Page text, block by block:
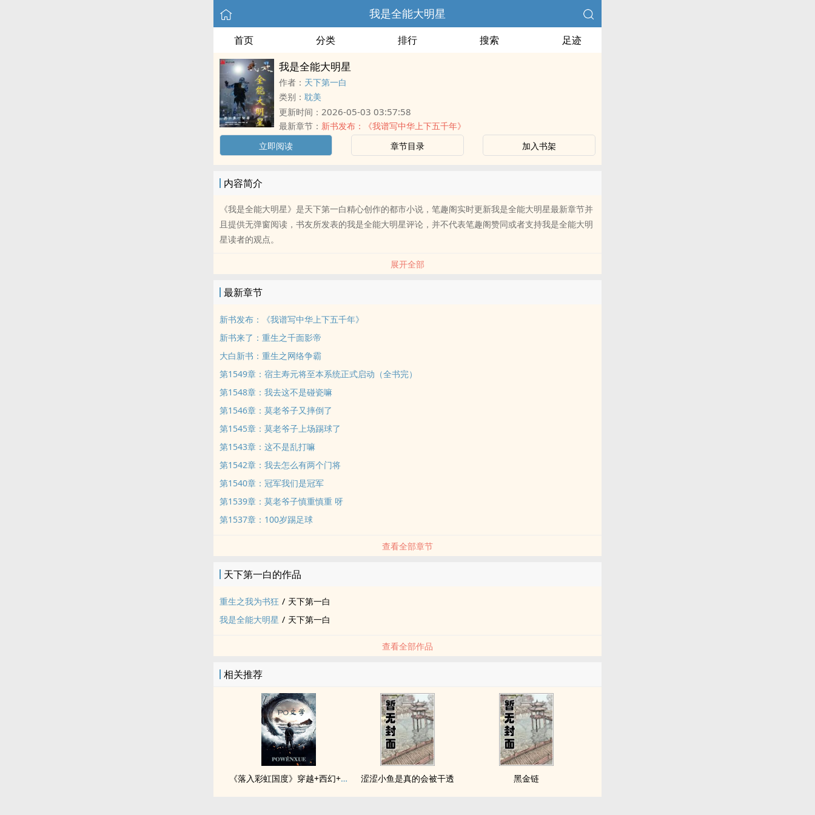
我是全能大明星
首页 分类 排行 搜索 足迹
我是全能大明星
作者： 天下第一白
类别： 耽美
更新时间： 2026-05-03 03:57:58
最新章节： 新书发布：《我谱写中华上下五千年》
立即阅读
章节目录 加入书架
内容简介
《我是全能大明星》是天下第一白精心创作的都市小说，笔趣阁实时更新我是全能大明星最新章节并
且提供无弹窗阅读，书友所发表的我是全能大明星评论，并不代表笔趣阁赞同或者支持我是全能大明
星读者的观点。
展开全部
最新章节
新书发布：《我谱写中华上下五千年》
新书来了：重生之千面影帝
大白新书：重生之网络争霸
第1549章：宿主寿元将至本系统正式启动（全书完）
第1548章：我去这不是碰瓷嘛
第1546章：莫老爷子又摔倒了
第1545章：莫老爷子上场踢球了
第1543章：这不是乱打嘛
第1542章：我去怎么有两个门将
第1540章：冠军我们是冠军
第1539章：莫老爷子慎重慎重 呀
第1537章：100岁踢足球
查看全部章节
天下第一白的作品
重生之我为书狂 / 天下第一白
我是全能大明星 / 天下第一白
查看全部作品
相关推荐
《落入彩虹国度》穿越+西幻+言情 涩涩小鱼是真的会被干透 黑金链